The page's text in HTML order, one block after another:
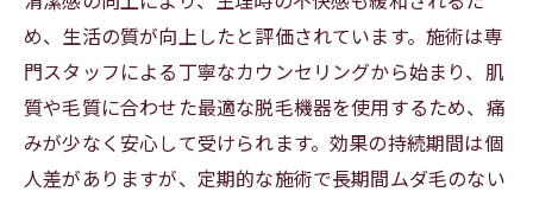
め、生活の質が向上したと評価されています。施術は専
門スタッフによる丁寧なカウンセリングから始まり、肌
質や毛質に合わせた最適な脱毛機器を使用するため、痛
みが少なく安心して受けられます。効果の持続期間は個
人差がありますが、定期的な施術で長期間ムダ毛のない